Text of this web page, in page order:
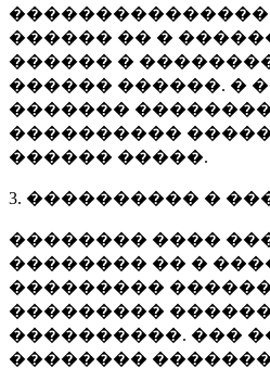
���������������
������ �� �
������ �
������ ������. �
�������
����������
������ �����.
3. ���������� �
�������� ����
�������� �� �
���������
���������
����������. ���
��������